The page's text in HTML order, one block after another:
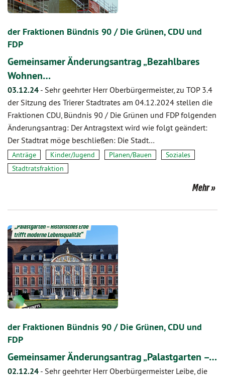
der Fraktionen Bündnis 90 / Die Grünen, CDU und
FDP
Gemeinsamer Änderungsantrag „Bezahlbares
Wohnen…
03.12.24 - Sehr geehrter Herr Oberbürgermeister, zu TOP 3.4
der Sitzung des Trierer Stadtrates am 04.12.2024 stellen die
Fraktionen CDU, Bündnis 90 / Die Grünen und FDP folgenden
Änderungsantrag: Der Antragstext wird wie folgt geändert:
Der Stadtrat möge beschließen: Die Stadt…
Anträge Kinder/Jugend Planen/Bauen
Soziales
Stadtratsfraktion
Mehr
der Fraktionen Bündnis 90 / Die Grünen, CDU und
FDP
Gemeinsamer Änderungsantrag „Palastgarten –…
02.12.24 - Sehr geehrter Herr Oberbürgermeister Leibe, die